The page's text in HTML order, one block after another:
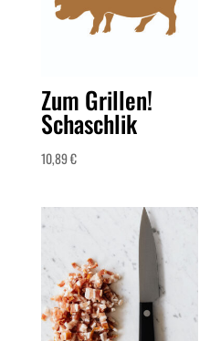
Zum Grillen!
Schaschlik
10,89€